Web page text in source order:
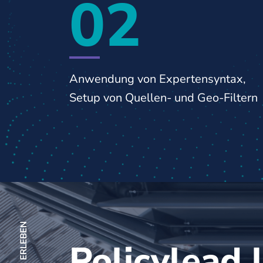
02
Anwendung von Expertensyntax,
Setup von Quellen- und Geo-Filtern